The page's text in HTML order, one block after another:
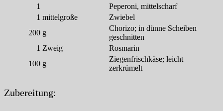
1
Peperoni, mittelscharf
1 mittelgroße
Zwiebel
200 g
Chorizo; in dünne Scheiben
geschnitten
1 Zweig
Rosmarin
100 g
Ziegenfrischkäse; leicht
zerkrümelt
Zubereitung: